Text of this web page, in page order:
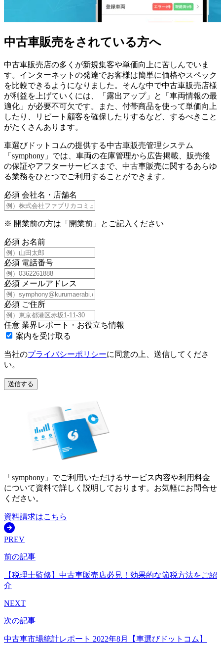
中古車販売をされている方へ
中古車販売店の多くが新規集客や単価向上に苦しんでいま
す。インターネットの発達でお客様は簡単に価格やスペック
を比較できるようになりました。そんな中で中古車販売店様
が利益を上げていくには、「露出アップ」と「車両情報の最
適化」が必要不可欠です。また、付帯商品を使って単価向上
したり、リピート顧客を確保したりするなど、するべきこと
がたくさんあります。
車選びドットコムの提供する中古車販売管理システム
「symphony」では、車両の在庫管理から広告掲載、販売後
の保証やアフターサービスまで、中古車販売に関するあらゆ
る業務をひとつでご利用することができます。
必須 会社名・店舗名
※ 開業前の方は「開業前」とご記入ください
必須 お名前
必須 電話番号
必須 メールアドレス
必須 ご住所
任意 業界レポート・お役立ち情報
案内を受け取る
当社のプライバシーポリシーに同意の上、送信してくださ
い。
送信する
「symphony」でご利用いただけるサービス内容や利用料金
について資料で詳しく説明しております。お気軽にお問合せ
ください。
資料請求はこちら
PREV
前の記事
【税理士監修】中古車販売店必見！効果的な節税方法をご紹
介
NEXT
次の記事
中古車市場統計レポート 2022年8月【車選びドットコム】